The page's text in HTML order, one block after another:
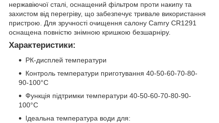
нержавіючої сталі, оснащений фільтром проти накипу та
захистом від перегріву, що забезпечує тривале використання
пристрою. Для зручності очищення салону Camry CR1291
оснащена повністю знімною кришкою безшарніру.
Характеристики:
РК-дисплей температури
Контроль температури приготування 40-50-60-70-80-
90-100°C
Функція підтримки температури 40-50-60-70-80-90-
100°C
Ідеальна температура води для: